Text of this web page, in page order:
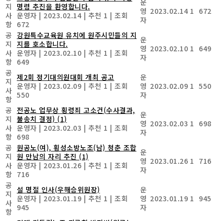
지
사
항
명령 추진을 환영합니다.
운영자 | 2023.02.14 | 추천 1 | 조회
672
영
자
2023.02.14 1 672
공
지
사
항
강원특수교육원 유치에 원주시민들의 지
지를 호소합니다.
운영자 | 2023.02.10 | 추천 1 | 조회
649
운
영
자
2023.02.10 1 649
공
지
사
항
제2회 정기대의원대회 개최 공고
운영자 | 2023.02.09 | 추천 1 | 조회
550
운
영
자
2023.02.09 1 550
공
지
사
항
전공노 업무상 횡령죄 고소건(수사결과,
불송치 결정) (1)
운영자 | 2023.02.03 | 추천 1 | 조회
698
운
영
자
2023.02.03 1 698
공
지
사
항
원공노(여), 횡성소방노조(남) 청춘 조합
원 만남의 자리 추진 (1)
운영자 | 2023.01.26 | 추천 1 | 조회
716
운
영
자
2023.01.26 1 716
공
지
사
항
설 명절 인사(우해승위원장)
운영자 | 2023.01.19 | 추천 1 | 조회
945
운
영
자
2023.01.19 1 945